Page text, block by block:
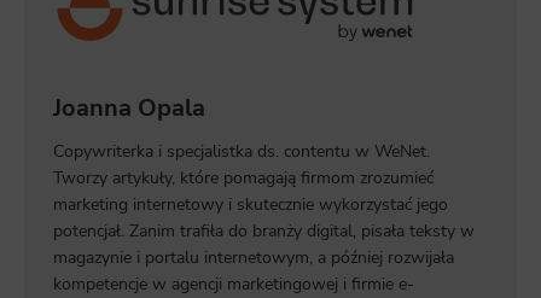
Joanna Opala
Copywriterka i specjalistka ds. contentu w WeNet.
Tworzy artykuły, które pomagają firmom zrozumieć
marketing internetowy i skutecznie wykorzystać jego
potencjał. Zanim trafiła do branży digital, pisała teksty w
magazynie i portalu internetowym, a później rozwijała
kompetencje w agencji marketingowej i firmie e-